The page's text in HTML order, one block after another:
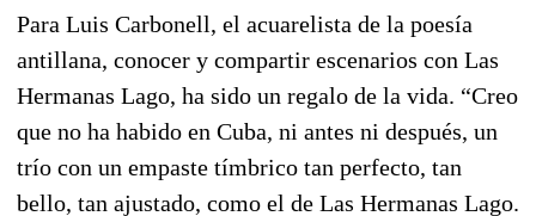
Para Luis Carbonell, el acuarelista de la poesía
antillana, conocer y compartir escenarios con Las
Hermanas Lago, ha sido un regalo de la vida. “Creo
que no ha habido en Cuba, ni antes ni después, un
trío con un empaste tímbrico tan perfecto, tan
bello, tan ajustado, como el de Las Hermanas Lago.